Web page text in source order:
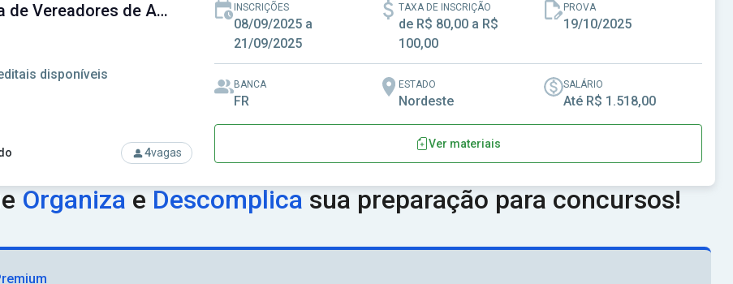
4vagas
Câmara de Vereadores de Aramari - BA - Câmara Municipal de Vereadores de Aramari - BA
disponíveis
INSCRIÇÕES
08/09/2025 a
21/09/2025
TAXA DE INSCRIÇÃO
de R$ 80,00 a R$
100,00
PROVA
19/10/2025
BANCA
FR
ESTADO
Nordeste
SALÁRIO
Até R$ 1.518,00
Ver materiais
Organiza e Descomplica sua preparação para concursos!